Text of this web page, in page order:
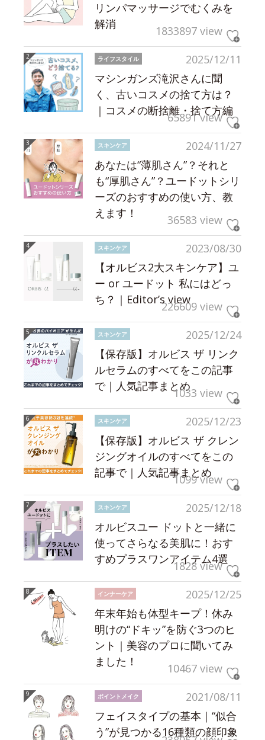
リンパマッサージでむくみを
解消
1833897 view
2025/12/11
ライフスタイル
マシンガンズ滝沢さんに聞
く、古いコスメの捨て方は？
｜コスメの断捨離・捨て方編
65891 view
2024/11/27
スキンケア
あなたは“薄肌さん”？それと
も“厚肌さん”？ユードットシリ
ーズのおすすめの使い方、教
えます！
36583 view
2023/08/30
スキンケア
【オルビス2大スキンケア】ユ
ー or ユードット 私にはどっ
ち？｜Editor’s view226609 view
2025/12/24
スキンケア
【保存版】オルビス ザ リンク
ルセラムのすべてをこの記事
で｜人気記事まとめ1033 view
2025/12/23
スキンケア
【保存版】オルビス ザ クレン
ジングオイルのすべてをこの
記事で｜人気記事まとめ
1099 view
2025/12/18
スキンケア
オルビスユー ドットと一緒に
使ってさらなる美肌に！おす
すめプラスワンアイテム4選
1828 view
2025/12/25
インナーケア
年末年始も体型キープ！休み
明けの“ドキッ”を防ぐ3つのヒ
ント｜美容のプロに聞いてみ
ました！
10467 view
2021/08/11
ポイントメイク
フェイスタイプの基本｜“似合
う”が見つかる16種類の顔印象